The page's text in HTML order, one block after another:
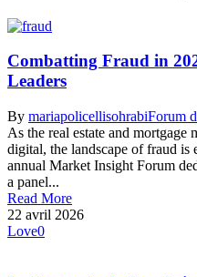
Combatting Fraud in
Leaders
By mariapolicellisohrabiForum
As the real estate and
digital, the landscape of fraud is
annual Market Insight Forum
a panel...
Read More
22 avril 2026
Love0